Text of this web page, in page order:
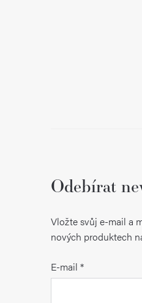
Odebírat
Vložte svůj e-mail a
nových produktech
E-mail